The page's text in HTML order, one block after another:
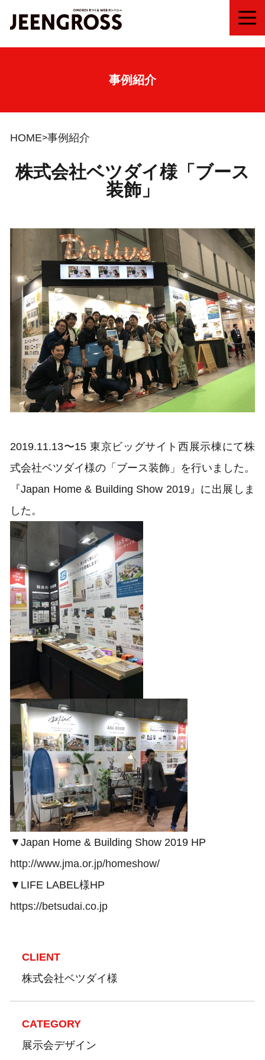
事例紹介
HOME 事例紹介
株式会社ベツダイ様「ブース
装飾」
2019.11.13〜15 東京ビッグサイト西展示棟にて株
式会社ベツダイ様の「ブース装飾」を行いました。
『Japan Home & Building Show 2019』に出展しま
した。
▼Japan Home & Building Show 2019 HP
http://www.jma.or.jp/homeshow/
▼LIFE LABEL様HP
https://betsudai.co.jp
CLIENT
株式会社ベツダイ様
CATEGORY
展示会デザイン